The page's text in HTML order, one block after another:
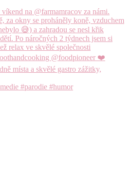
#parodie #humor